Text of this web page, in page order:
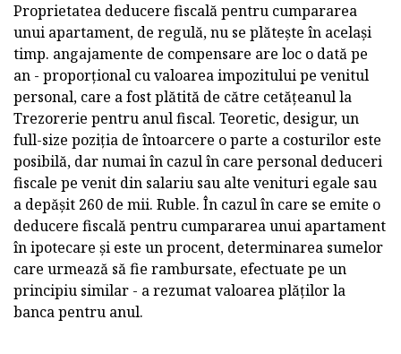
Proprietatea deducere fiscală pentru cumpararea
unui apartament, de regulă, nu se plătește în același
timp. angajamente de compensare are loc o dată pe
an - proporțional cu valoarea impozitului pe venitul
personal, care a fost plătită de către cetățeanul la
Trezorerie pentru anul fiscal. Teoretic, desigur, un
full-size poziția de întoarcere o parte a costurilor este
posibilă, dar numai în cazul în care personal deduceri
fiscale pe venit din salariu sau alte venituri egale sau
a depășit 260 de mii. Ruble. În cazul în care se emite o
deducere fiscală pentru cumpararea unui apartament
în ipotecare și este un procent, determinarea sumelor
care urmează să fie rambursate, efectuate pe un
principiu similar - a rezumat valoarea plăților la
banca pentru anul.